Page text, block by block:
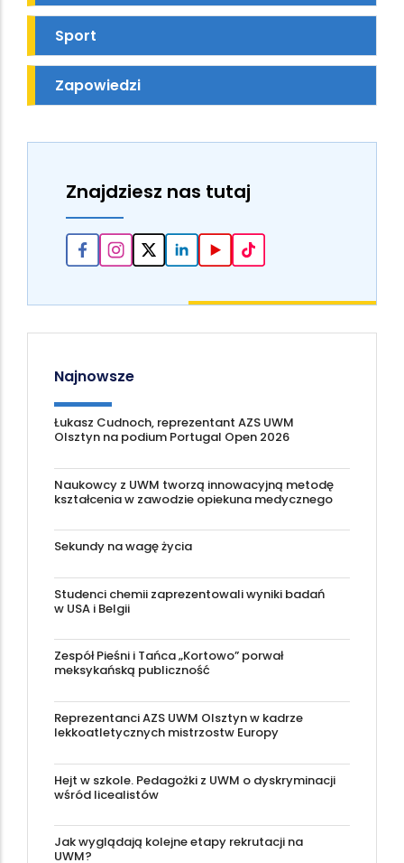
Sport
Zapowiedzi
Znajdziesz nas tutaj
Najnowsze
Łukasz Cudnoch, reprezentant AZS UWM
Olsztyn na podium Portugal Open 2026
Naukowcy z UWM tworzą innowacyjną metodę
kształcenia w zawodzie opiekuna medycznego
Sekundy na wagę życia
Studenci chemii zaprezentowali wyniki badań
w USA i Belgii
Zespół Pieśni i Tańca „Kortowo” porwał
meksykańską publiczność
Reprezentanci AZS UWM Olsztyn w kadrze
lekkoatletycznych mistrzostw Europy
Hejt w szkole. Pedagożki z UWM o dyskryminacji
wśród licealistów
Jak wyglądają kolejne etapy rekrutacji na
UWM?